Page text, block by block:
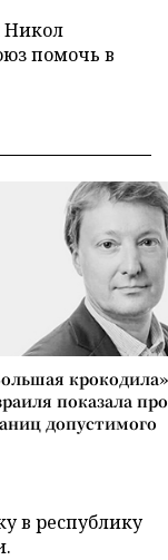
Никол
помочь в
показала
допустимого
в республику